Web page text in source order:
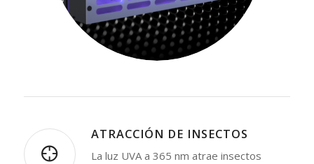
ATRACCIÓN DE INSECTOS
La luz UVA a 365 nm atrae insectos